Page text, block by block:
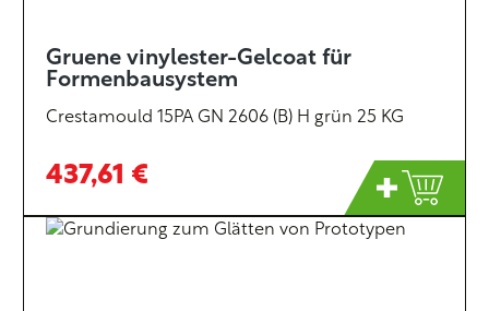
Gruene vinylester-Gelcoat für
Formenbausystem
Crestamould 15PA GN 2606 (B) H grün 25 KG
437,61 €